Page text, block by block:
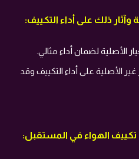
ذلك على أداء التكييف:
الأصلية لضمان أداء مثالي.
الأصلية على أداء التكييف وقد
الهواء في المستقبل: